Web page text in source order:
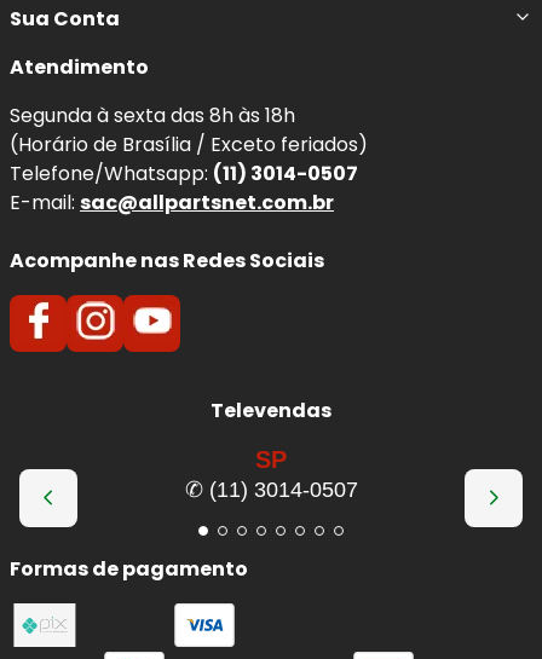
Sua Conta
Atendimento
Segunda à sexta das 8h às 18h
(Horário de Brasília / Exceto feriados)
Telefone/Whatsapp: (11) 3014-0507
E-mail: sac@allpartsnet.com.br
Acompanhe nas Redes Sociais
Televendas
SP
✆ (11) 3014-0507
Formas de pagamento